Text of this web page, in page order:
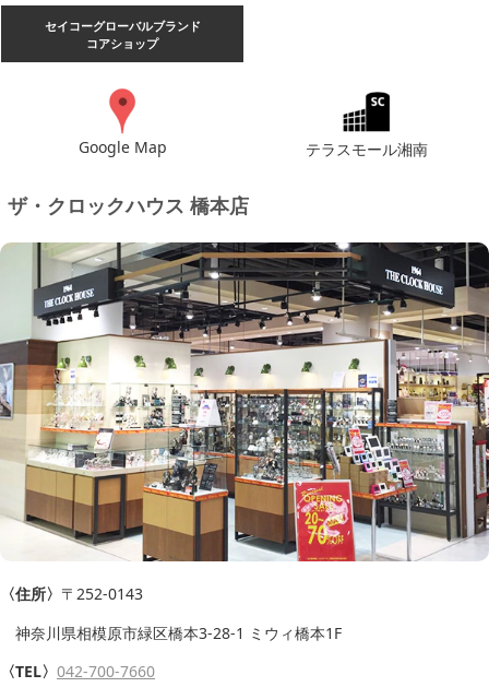
セイコーグローバルブランド
コアショップ
Google Map テラスモール湘南
ザ・クロックハウス 橋本店
〈住所〉 〒252-0143
神奈川県相模原市緑区橋本3-28-1 ミウィ橋本1F
〈TEL〉 042-700-7660